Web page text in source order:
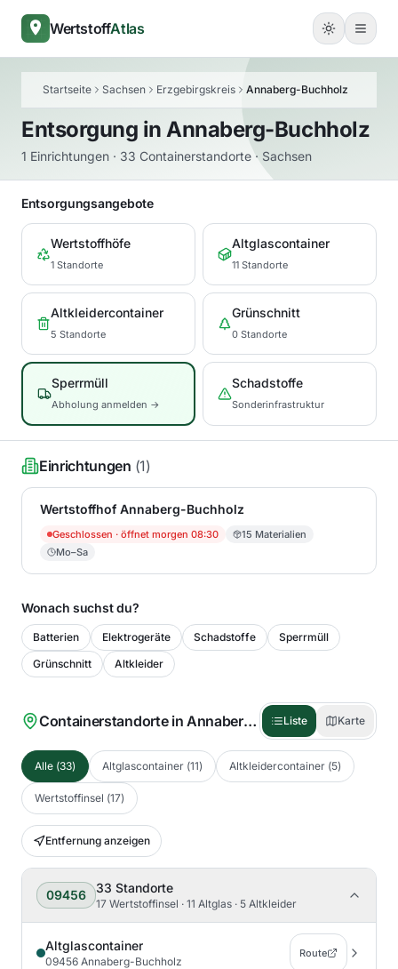
WertstoffAtlas
Startseite Sachsen Erzgebirgskreis Annaberg-Buchholz
Entsorgung inAnnaberg-Buchholz
1 Einrichtungen · 33 Containerstandorte · Sachsen
Entsorgungsangebote
Wertstoffhöfe
1 Standorte
Altglascontainer
11 Standorte
Altkleidercontainer
5 Standorte
Grünschnitt
0 Standorte
Sperrmüll
Abholung anmelden →
Schadstoffe
Sonderinfrastruktur
Einrichtungen (1)
Wertstoffhof Annaberg-Buchholz
Geschlossen · öffnet morgen 08:30 15 Materialien
Mo–Sa
Wonach suchst du?
Batterien Elektrogeräte Schadstoffe
Sperrmüll
Grünschnitt
Altkleider
Containerstandorte in Annaberg-Buchholz (33)
Liste Karte
Alle (33) Altglascontainer (11) Altkleidercontainer (5)
Wertstoffinsel (17)
Entfernung anzeigen
09456 33 Standorte
17 Wertstoffinsel · 11 Altglas · 5 Altkleider
Altglascontainer
09456 Annaberg-Buchholz
Route